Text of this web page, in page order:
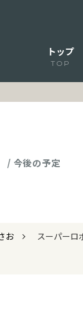
トップ
TOP
/ 今後の予定
お スーパーロ